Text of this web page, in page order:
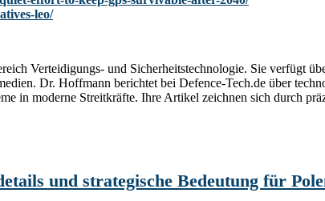
leo/
Verteidigungs- und Sicherheitstechnologie. Sie verfügt
Dr. Hoffmann berichtet bei Defence-Tech.de über
in moderne Streitkräfte. Ihre Artikel zeichnen sich durch
und strategische Bedeutung für